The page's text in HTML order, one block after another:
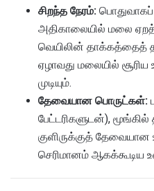
சிறந்த நேரம்:
அதிகாலையில் மலை
வெயிலின் தாக்கத்தைத்
ஏழாவது மலையில்
முடியும்.
தேவையான பொருட்கள்:
பேட்டரிகளுடன்), மூங்கில்
குளிருக்குத் தேவையான
செரிமானம் ஆகக்கூடிய